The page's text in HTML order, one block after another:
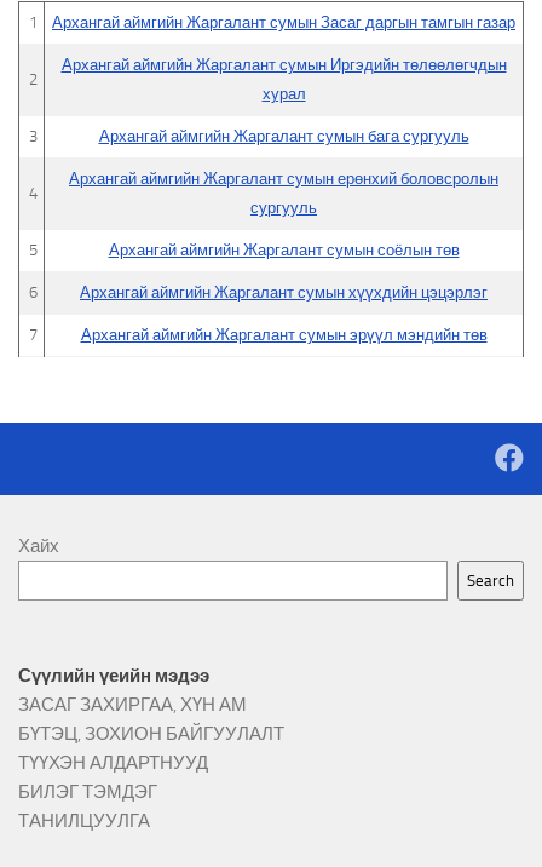
1 Архангай аймгийн Жаргалант сумын Засаг даргын тамгын газар
2
Архангай аймгийн Жаргалант сумын Иргэдийн төлөөлөгчдын
хурал
3 Архангай аймгийн Жаргалант сумын бага сургууль
4
Архангай аймгийн Жаргалант сумын ерөнхий боловсролын
сургууль
5 Архангай аймгийн Жаргалант сумын соёлын төв
6 Архангай аймгийн Жаргалант сумын хүүхдийн цэцэрлэг
7 Архангай аймгийн Жаргалант сумын эрүүл мэндийн төв
Хайх
Search
Сүүлийн үеийн мэдээ
ЗАСАГ ЗАХИРГАА, ХҮН АМ
БҮТЭЦ, ЗОХИОН БАЙГУУЛАЛТ
ТҮҮХЭН АЛДАРТНУУД
БИЛЭГ ТЭМДЭГ
ТАНИЛЦУУЛГА